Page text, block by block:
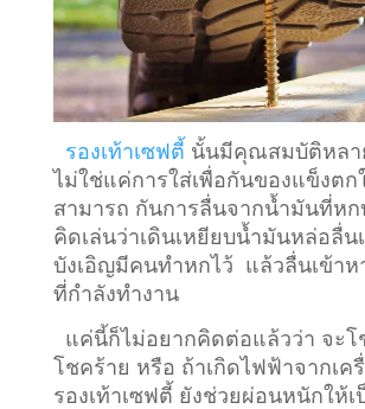
รองเท้าเซฟตี้ นั้นมีคุณสมบัติหลา
ไม่ใช่แค่การใส่เพื่อกันของแข็งตก
สามารถ กันการลื่นจากน้ำมันที่ห
คิดเล่นว่าเดินเหยียบน้ำมันหล่อลื่น
บังเอิญมีคนทำหกไว้ แล้วลื่นเข้าห
ที่กำลังทำงาน
แค่นี้ก็ไม่อยากคิดต่อแล้วว่า จะ
โชคร้าย หรือ ถ้าเกิดไฟฟ้าจากเค
รองเท้าเซฟตี้ ยังช่วยผ่อนหนักให้เ